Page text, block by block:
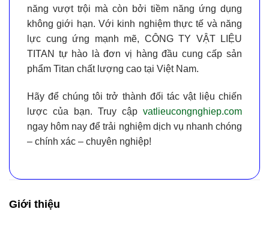
năng vượt trội mà còn bởi tiềm năng ứng dụng
không giới hạn. Với kinh nghiệm thực tế và năng
lực cung ứng mạnh mẽ, CÔNG TY VẬT LIỆU
TITAN tự hào là đơn vị hàng đầu cung cấp sản
phẩm Titan chất lượng cao tại Việt Nam.
Hãy để chúng tôi trở thành đối tác vật liệu chiến
lược của bạn. Truy cập vatlieucongnghiep.com
ngay hôm nay để trải nghiệm dịch vụ nhanh chóng
– chính xác – chuyên nghiệp!
Giới thiệu